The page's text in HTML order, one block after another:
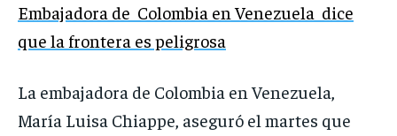
Embajadora de Colombia en Venezuela dice
que la frontera es peligrosa
La embajadora de Colombia en Venezuela,
María Luisa Chiappe, aseguró el martes que